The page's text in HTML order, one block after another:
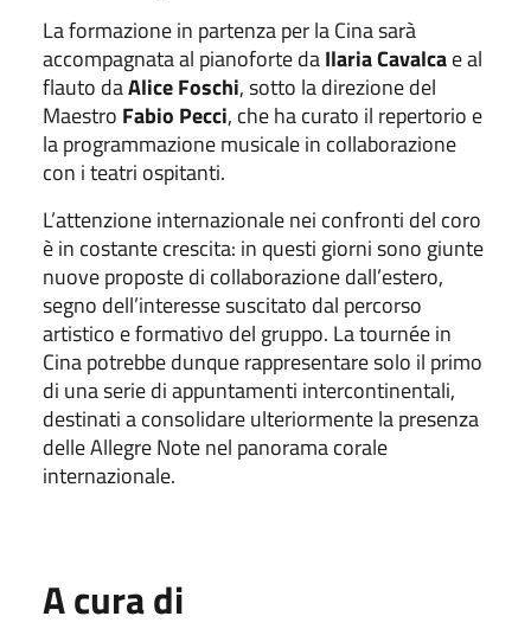
La formazione in partenza per la Cina sarà
accompagnata al pianoforte daIlaria Cavalcae al
flauto daAlice Foschi, sotto la direzione del
Maestro Fabio Pecci, che ha curato il repertorio e
la programmazione musicale in collaborazione
con i teatri ospitanti.
L’attenzione internazionale nei confronti del coro
è in costante crescita: in questi giorni sono giunte
nuove proposte di collaborazione dall’estero,
segno dell’interesse suscitato dal percorso
artistico e formativo del gruppo. La tournée in
Cina potrebbe dunque rappresentare solo il primo
di una serie di appuntamenti intercontinentali,
destinati a consolidare ulteriormente la presenza
delle Allegre Note nel panorama corale
internazionale.
A cura di